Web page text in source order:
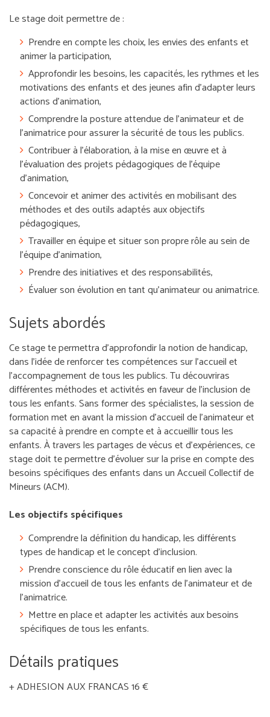
Le stage doit permettre de :
Prendre en compte les choix, les envies des enfants et
animer la participation,
Approfondir les besoins, les capacités, les rythmes et les
motivations des enfants et des jeunes afin d'adapter leurs
actions d'animation,
Comprendre la posture attendue de l’animateur et de
l’animatrice pour assurer la sécurité de tous les publics.
Contribuer à l'élaboration, à la mise en œuvre et à
l'évaluation des projets pédagogiques de l'équipe
d'animation,
Concevoir et animer des activités en mobilisant des
méthodes et des outils adaptés aux objectifs
pédagogiques,
Travailler en équipe et situer son propre rôle au sein de
l’équipe d’animation,
Prendre des initiatives et des responsabilités,
Évaluer son évolution en tant qu’animateur ou animatrice.
Sujets abordés
Ce stage te permettra d’approfondir la notion de handicap,
dans l’idée de renforcer tes compétences sur l’accueil et
l’accompagnement de tous les publics. Tu découvriras
différentes méthodes et activités en faveur de l’inclusion de
tous les enfants. Sans former des spécialistes, la session de
formation met en avant la mission d’accueil de l’animateur et
sa capacité à prendre en compte et à accueillir tous les
enfants. À travers les partages de vécus et d’expériences, ce
stage doit te permettre d’évoluer sur la prise en compte des
besoins spécifiques des enfants dans un Accueil Collectif de
Mineurs (ACM).
Les objectifs spécifiques
Comprendre la définition du handicap, les différents
types de handicap et le concept d’inclusion.
Prendre conscience du rôle éducatif en lien avec la
mission d’accueil de tous les enfants de l’animateur et de
l’animatrice.
Mettre en place et adapter les activités aux besoins
spécifiques de tous les enfants.
Détails pratiques
+ ADHESION AUX FRANCAS 16 €